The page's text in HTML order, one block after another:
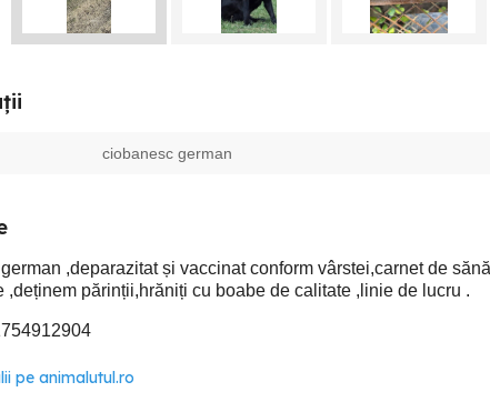
ciobanesc german
,deparazitat și vaccinat conform vârstei,carnet de
,deținem părinții,hrăniți cu boabe de calitate ,linie de lucru .
pe animalutul.ro